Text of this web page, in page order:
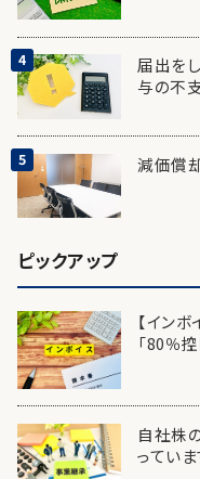
届出を
与の不
減価償
ピックアップ
【イン
「80％
自社株
ってい